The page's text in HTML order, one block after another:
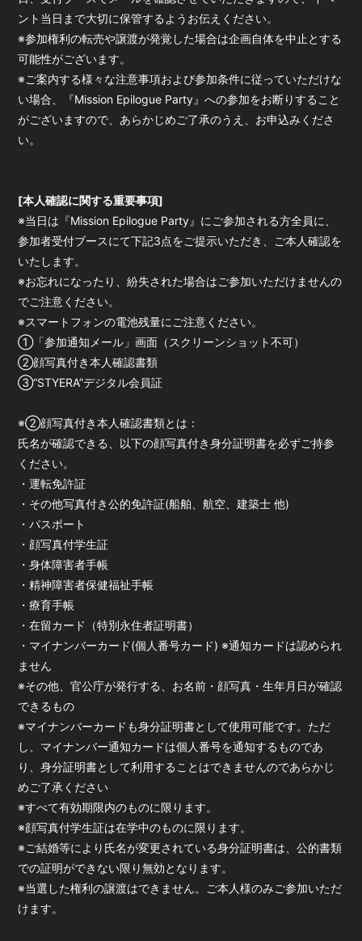
ント当日まで大切に保管するようお伝えください。
※参加権利の転売や譲渡が発覚した場合は企画自体を中止とする
可能性がございます。
※ご案内する様々な注意事項および参加条件に従っていただけな
い場合、『Mission Epilogue Party』への参加をお断りすること
がございますので、あらかじめご了承のうえ、お申込みくださ
い。
[本人確認に関する重要事項]
※当日は『Mission Epilogue Party』にご参加される方全員に、
参加者受付ブースにて下記3点をご提示いただき、ご本人確認を
いたします。
※お忘れになったり、紛失された場合はご参加いただけませんの
でご注意ください。
※スマートフォンの電池残量にご注意ください。
①「参加通知メール」画面（スクリーンショット不可）
②顔写真付き本人確認書類
③“STYERA”デジタル会員証
※②顔写真付き本人確認書類とは：
氏名が確認できる、以下の顔写真付き身分証明書を必ずご持参
ください。
・運転免許証
・その他写真付き公的免許証(船舶、航空、建築士 他)
・パスポート
・顔写真付学生証
・身体障害者手帳
・精神障害者保健福祉手帳
・療育手帳
・在留カード（特別永住者証明書）
・マイナンバーカード(個人番号カード) ※通知カードは認められ
ません
※その他、官公庁が発行する、お名前・顔写真・生年月日が確認
できるもの
※マイナンバーカードも身分証明書として使用可能です。ただ
し、マイナンバー通知カードは個人番号を通知するものであ
り、身分証明書として利用することはできませんのであらかじ
めご了承ください
※すべて有効期限内のものに限ります。
※顔写真付学生証は在学中のものに限ります。
※ご結婚等により氏名が変更されている身分証明書は、公的書類
での証明ができない限り無効となります。
※当選した権利の譲渡はできません。ご本人様のみご参加いただ
けます。